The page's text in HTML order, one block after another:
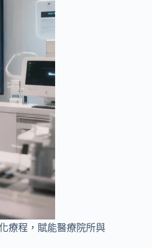
療程，賦能醫療院所與